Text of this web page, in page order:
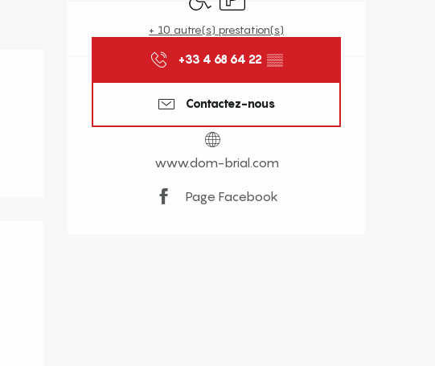
+ 10 autre(s) prestation(s)
+33 4 68 64 22 ▒▒
Contactez-nous
www.dom-brial.com
Page Facebook